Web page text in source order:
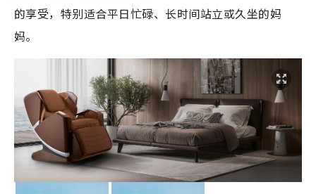
的享受，特别适合平日忙碌、长时间站立或久坐的妈
妈。